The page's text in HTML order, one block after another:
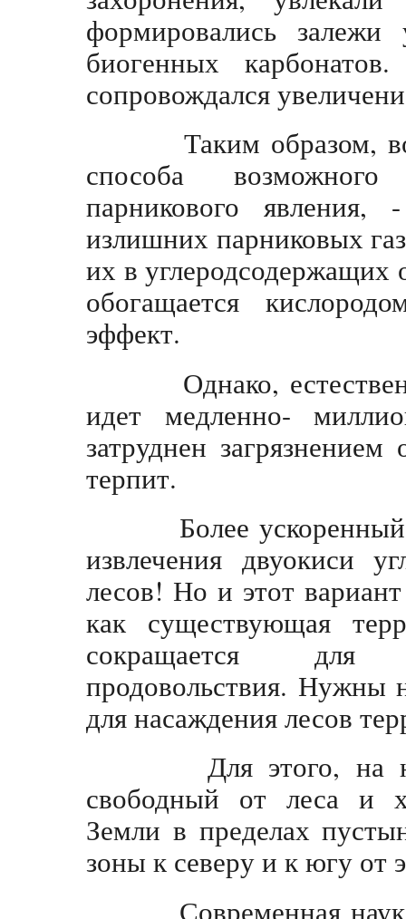
формировались
биогенных
сопровождался
Таким образом,
способа возможного
парникового явления,
излишних парниковых
их в углеродсодержащих
обогащается
эффект.
Однако,
идет медленно-
затруднен
терпит.
Более ускоренный
извлечения двуокиси
лесов! Но и этот
как существующая
сокращается для
продовольствия. Нужны
для насаждения лесов
Для этого, на
свободный от леса и
Земли в пределах
зоны к северу и к югу от
Современная наука